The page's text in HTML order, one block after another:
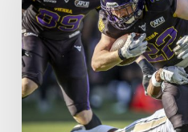
AFLE
Auftaktspiel